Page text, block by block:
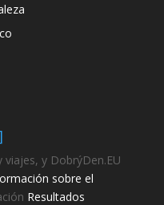
viajes, y DobrýDen.EU
sobre el
Resultados